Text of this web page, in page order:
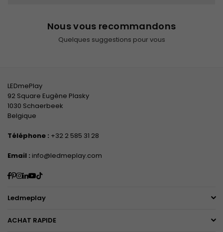
Nous vous recommandons
Quelques suggestions pour vous
LEDmePlay
92 Square Eugène Plasky
1030 Schaerbeek
Belgique
Téléphone : +32 2 585 31 28
Email : info@ledmeplay.com
Facebook
Pinterest
Instagram
Linkedin
YouTube
TikTok
Ledmeplay
ACHAT RAPIDE